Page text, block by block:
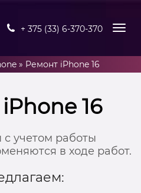
+ 375 (33) 6-370-370
» Ремонт iPhone 16
16
учетом работы
в ходе работ.